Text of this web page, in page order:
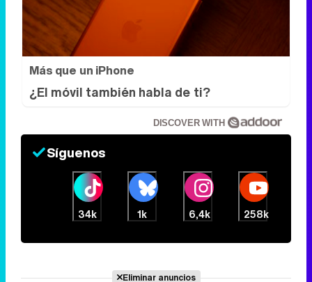
Más que un iPhone
¿El móvil también habla de ti?
DISCOVER WITH
Síguenos
34k 1k 6,4k 258k
Eliminar anuncios